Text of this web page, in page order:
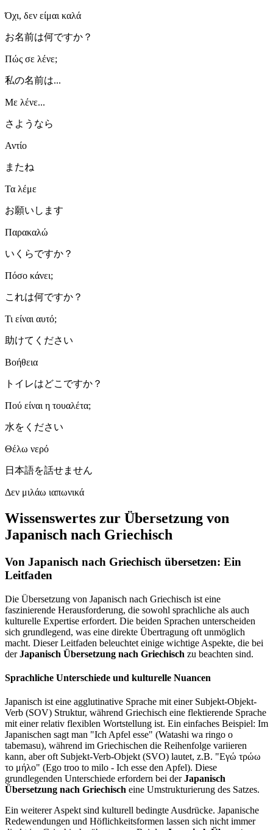
Όχι, δεν είμαι καλά
お名前は何ですか？
Πώς σε λένε;
私の名前は...
Με λένε...
さようなら
Αντίο
またね
Τα λέμε
お願いします
Παρακαλώ
いくらですか？
Πόσο κάνει;
これは何ですか？
Τι είναι αυτό;
助けてください
Βοήθεια
トイレはどこですか？
Πού είναι η τουαλέτα;
水をください
Θέλω νερό
日本語を話せません
Δεν μιλάω ιαπωνικά
Wissenswertes zur Übersetzung von
Japanisch nach Griechisch
Von Japanisch nach Griechisch übersetzen: Ein
Leitfaden
Die Übersetzung von Japanisch nach Griechisch ist eine
faszinierende Herausforderung, die sowohl sprachliche als auch
kulturelle Expertise erfordert. Die beiden Sprachen unterscheiden
sich grundlegend, was eine direkte Übertragung oft unmöglich
macht. Dieser Leitfaden beleuchtet einige wichtige Aspekte, die bei
derJapanisch Übersetzung nach Griechisch zu beachten sind.
Sprachliche Unterschiede und kulturelle Nuancen
Japanisch ist eine agglutinative Sprache mit einer Subjekt-Objekt-
Verb (SOV) Struktur, während Griechisch eine flektierende Sprache
mit einer relativ flexiblen Wortstellung ist. Ein einfaches Beispiel: Im
Japanischen sagt man "Ich Apfel esse" (Watashi wa ringo o
tabemasu), während im Griechischen die Reihenfolge variieren
kann, aber oft Subjekt-Verb-Objekt (SVO) lautet, z.B. "Εγώ τρώω
το μήλο" (Ego troo to milo - Ich esse den Apfel). Diese
grundlegenden Unterschiede erfordern bei derJapanisch
Übersetzung nach Griechisch eine Umstrukturierung des Satzes.
Ein weiterer Aspekt sind kulturell bedingte Ausdrücke. Japanische
Redewendungen und Höflichkeitsformen lassen sich nicht immer